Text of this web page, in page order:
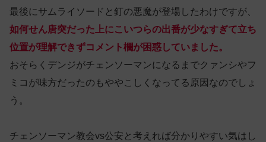
最後にサムライソードと釘の悪魔が登場したわけですが、
如何せん唐突だった上にこいつらの出番が少なすぎて立ち
位置が理解できずコメント欄が困惑していました。
おそらくデンジがチェンソーマンになるまでクァンシやフ
ミコが味方だったのもややこしくなってる原因なのでしょ
う。
チェンソーマン教会vs公安と考えれば分かりやすい気はし